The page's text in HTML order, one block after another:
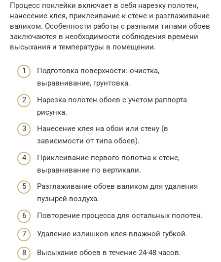
Процесс поклейки включает в себя нарезку полотен,
нанесение клея, приклеивание к стене и разглаживание
валиком. Особенности работы с разными типами обоев
заключаются в необходимости соблюдения времени
высыхания и температуры в помещении.
Подготовка поверхности: очистка,
выравнивание, грунтовка.
Нарезка полотен обоев с учетом раппорта
рисунка.
Нанесение клея на обои или стену (в
зависимости от типа обоев).
Приклеивание первого полотна к стене,
выравнивание по вертикали.
Разглаживание обоев валиком для удаления
пузырей воздуха.
Повторение процесса для остальных полотен.
Удаление излишков клея влажной губкой.
Высыхание обоев в течение 24-48 часов.